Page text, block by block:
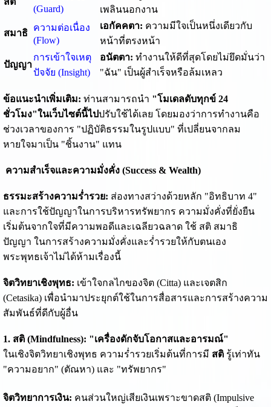
(Guard)
เพลินนอกงาน
สมาธิ
ความต่อเนื่อง
(Flow)
เอกัคคตา: ความมีใจเป็นหนึ่งเดียวกับ
หน้าที่ตรงหน้า
ปัญญา
การเข้าใจเหตุ
ปัจจัย (Insight)
อนัตตา: ทำงานให้ดีที่สุดโดยไม่ยึดมั่นว่า
"ฉัน" เป็นผู้สำเร็จหรือล้มเหลว
ข้อแนะนำเพิ่มเติม: ท่านสามารถนำ "โมเดลดับทุกข์ 24
ชั่วโมง"ในเว็บไซต์นี้ไปปรับใช้ได้เลย โดยมองว่าการทำงานคือ
ช่วงเวลาของการ "ปฏิบัติธรรมในรูปแบบ" ที่เปลี่ยนจากลม
หายใจมาเป็น "ชิ้นงาน" แทน
ความสำเร็จและความมั่งคั่ง (Success & Wealth)
ธรรมะสร้างความร่ำรวย: ส่องทางสว่างด้วยหลัก "อิทธิบาท 4"
และการใช้ปัญญาในการบริหารทรัพยากร ความมั่งคั่งที่ยั่งยืน
เริ่มต้นจากใจที่มีความพอดีและเฉลียวฉลาด ใช้ สติ สมาธิ
ปัญญา ในการสร้างความมั่งคั่งและร่ำรวยให้กับตนเอง
พระพุทธเจ้าไม่ได้ห้ามเรื่องนี้
จิตวิทยาเชิงพุทธ: เข้าใจกลไกของจิต (Citta) และเจตสิก
(Cetasika) เพื่อนำมาประยุกต์ใช้ในการสื่อสารและการสร้างความ
สัมพันธ์ที่ดีกับผู้อื่น
1. สติ (Mindfulness): "เครื่องดักจับโอกาสและอารมณ์"
ในเชิงจิตวิทยาเชิงพุทธ ความร่ำรวยเริ่มต้นที่การมี สติรู้เท่าทัน
"ความอยาก" (ตัณหา) และ "ทรัพยากร"
จิตวิทยาการเงิน: คนส่วนใหญ่เสียเงินเพราะขาดสติ (Impulsive